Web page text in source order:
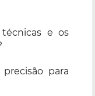
técnicas e os
para